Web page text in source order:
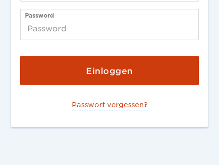
Password
Passwort vergessen?